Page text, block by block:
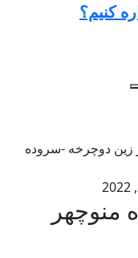
کنیم؟
زین دوچرخه -سروده
منوچهر